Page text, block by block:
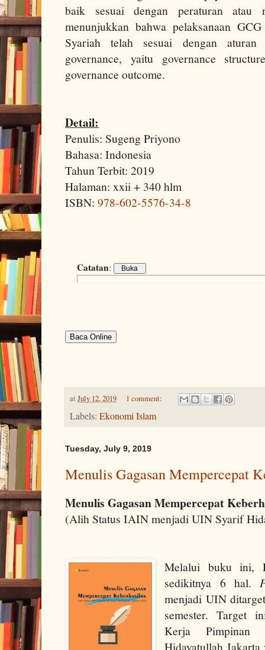
baik sesuai dengan peraturan atau
menunjukkan bahwa pelaksanaan
Syariah telah sesuai dengan
governance, yaitu governance
governance outcome.
Detail:
Penulis: Sugeng Priyono
Bahasa: Indonesia
Tahun Terbit: 2019
Halaman: xxii + 340 hlm
ISBN: 978-602-5576-34-8
Catatan:
Baca Online
at July 12, 2019 1 comment:
Labels: Ekonomi Islam
Tuesday, July 9, 2019
Menulis Gagasan Mempercepat
Menulis Gagasan Mempercepat
(Alih Status IAIN menjadi UIN Syarif
Melalui buku ini,
sedikitnya 6 hal.
menjadi UIN
semester. Target
Kerja Pimpinan